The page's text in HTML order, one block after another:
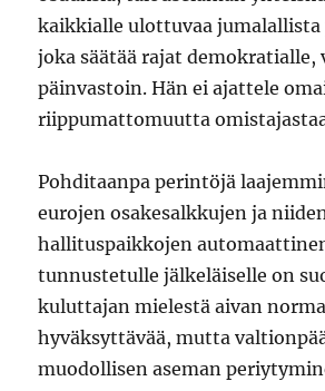
kaikkialle ulottuvaa jumalallista
joka säätää rajat demokratialle,
päinvastoin. Hän ei ajattele
riippumattomuutta
Pohditaanpa perintöjä
eurojen osakesalkkujen ja
hallituspaikkojen
tunnustetulle jälkeläiselle on
kuluttajan mielestä aivan
hyväksyttävää, mutta
muodollisen aseman